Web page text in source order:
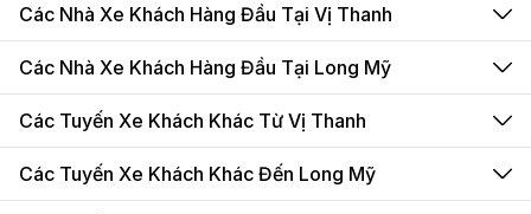
Các Nhà Xe Khách Hàng Đầu Tại Vị Thanh
Các Nhà Xe Khách Hàng Đầu Tại Long Mỹ
Các Tuyến Xe Khách Khác Từ Vị Thanh
Các Tuyến Xe Khách Khác Đến Long Mỹ